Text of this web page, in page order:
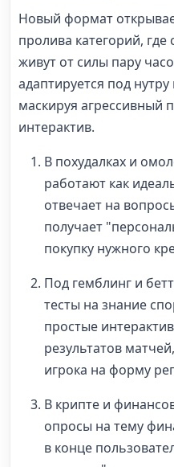
Новый формат
пролива категорий,
живут от силы пару
адаптируется под
маскируя агрессивный
интерактив.
В похудалках и
работают как
отвечает на
получает
покупку нужного
Под гемблинг и
тесты на знание
простые
результатов
игрока на форму
В крипте и
опросы на тему
в конце